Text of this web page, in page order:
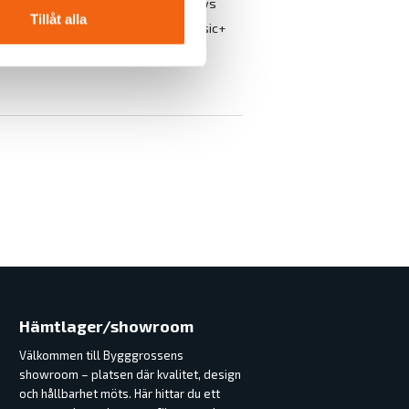
Tillåt alla
- Westcoast Windows
Monteringsbeskrivning FD Classic+
Hämtlager/showroom
Välkommen till Bygggrossens
showroom – platsen där kvalitet, design
och hållbarhet möts. Här hittar du ett